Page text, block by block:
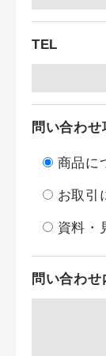
TEL
問い合わせ
商品に
お取引
資料・
問い合わせ